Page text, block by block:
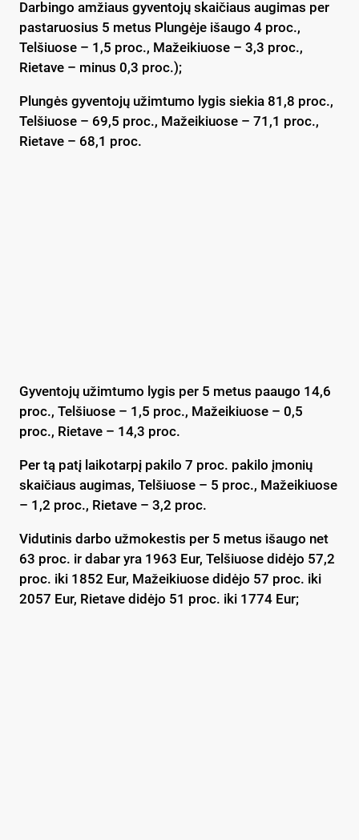
Darbingo amžiaus gyventojų skaičiaus augimas per
pastaruosius 5 metus Plungėje išaugo 4 proc.,
Telšiuose – 1,5 proc., Mažeikiuose – 3,3 proc.,
Rietave – minus 0,3 proc.);
Plungės gyventojų užimtumo lygis siekia 81,8 proc.,
Telšiuose – 69,5 proc., Mažeikiuose – 71,1 proc.,
Rietave – 68,1 proc.
Gyventojų užimtumo lygis per 5 metus paaugo 14,6
proc., Telšiuose – 1,5 proc., Mažeikiuose – 0,5
proc., Rietave – 14,3 proc.
Per tą patį laikotarpį pakilo 7 proc. pakilo įmonių
skaičiaus augimas, Telšiuose – 5 proc., Mažeikiuose
– 1,2 proc., Rietave – 3,2 proc.
Vidutinis darbo užmokestis per 5 metus išaugo net
63 proc. ir dabar yra 1963 Eur, Telšiuose didėjo 57,2
proc. iki 1852 Eur, Mažeikiuose didėjo 57 proc. iki
2057 Eur, Rietave didėjo 51 proc. iki 1774 Eur;